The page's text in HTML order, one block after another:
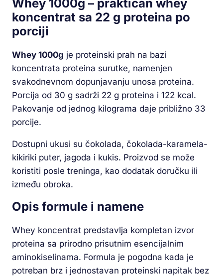
Whey 1000g – praktičan whey
koncentrat sa 22 g proteina po
porciji
Whey 1000g je proteinski prah na bazi
koncentrata proteina surutke, namenjen
svakodnevnom dopunjavanju unosa proteina.
Porcija od 30 g sadrži 22 g proteina i 122 kcal.
Pakovanje od jednog kilograma daje približno 33
porcije.
Dostupni ukusi su čokolada, čokolada-karamela-
kikiriki puter, jagoda i kukis. Proizvod se može
koristiti posle treninga, kao dodatak doručku ili
između obroka.
Opis formule i namene
Whey koncentrat predstavlja kompletan izvor
proteina sa prirodno prisutnim esencijalnim
aminokiselinama. Formula je pogodna kada je
potreban brz i jednostavan proteinski napitak bez